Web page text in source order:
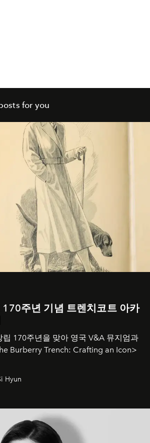
for you
170주년 기념 트렌치코트 아카
립 170주년을 맞아 영국 V&A 뮤지엄과
Burberry Trench: Crafting an Icon>
Hyun